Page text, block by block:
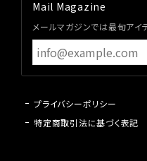
Mail Magazine
メールマガジンでは最旬アイ
プライバシーポリシー
特定商取引法に基づく表記